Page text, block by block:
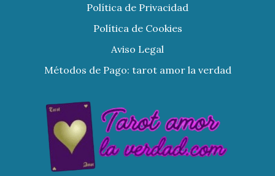
Política de Privacidad
Política de Cookies
Aviso Legal
Métodos de Pago: tarot amor la verdad